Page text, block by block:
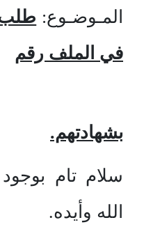
المـوضـوع: طلب
في الملف رقم
بشهادتهم.
سلام تام بوجود
الله وأيده.